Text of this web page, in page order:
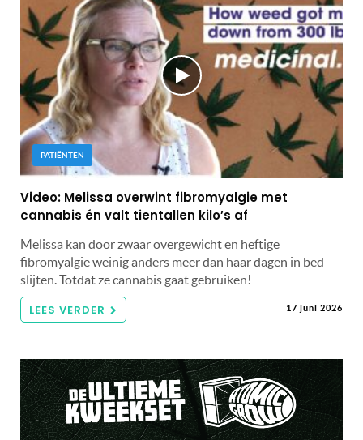
PATIËNTEN
Video: Melissa overwint fibromyalgie met
cannabis én valt tientallen kilo’s af
Melissa kan door zwaar overgewicht en heftige
fibromyalgie weinig anders meer dan haar dagen in bed
slijten. Totdat ze cannabis gaat gebruiken!
LEES VERDER 17 juni 2026